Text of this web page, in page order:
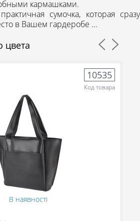
(095) 706-69-33
(067) 863-50-24
кармашками.
сумочка, которая сразу
в Вашем гардеробе ...
цвета
10535
Код товара
В наявності